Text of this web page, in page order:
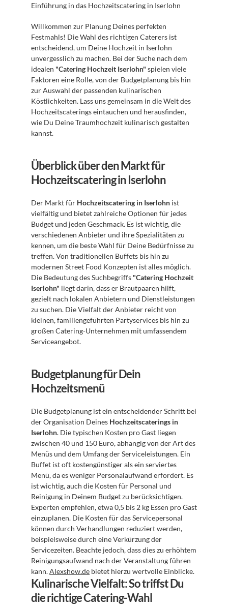
Einführung in das Hochzeitscatering in Iserlohn
Willkommen zur Planung Deines perfekten
Festmahls! Die Wahl des richtigen Caterers ist
entscheidend, um Deine Hochzeit in Iserlohn
unvergesslich zu machen. Bei der Suche nach dem
idealen "Catering Hochzeit Iserlohn" spielen viele
Faktoren eine Rolle, von der Budgetplanung bis hin
zur Auswahl der passenden kulinarischen
Köstlichkeiten. Lass uns gemeinsam in die Welt des
Hochzeitscaterings eintauchen und herausfinden,
wie Du Deine Traumhochzeit kulinarisch gestalten
kannst.
Überblick über den Markt für
Hochzeitscatering in Iserlohn
Der Markt für Hochzeitscatering in Iserlohn ist
vielfältig und bietet zahlreiche Optionen für jedes
Budget und jeden Geschmack. Es ist wichtig, die
verschiedenen Anbieter und ihre Spezialitäten zu
kennen, um die beste Wahl für Deine Bedürfnisse zu
treffen. Von traditionellen Buffets bis hin zu
modernen Street Food Konzepten ist alles möglich.
Die Bedeutung des Suchbegriffs "Catering Hochzeit
Iserlohn" liegt darin, dass er Brautpaaren hilft,
gezielt nach lokalen Anbietern und Dienstleistungen
zu suchen. Die Vielfalt der Anbieter reicht von
kleinen, familiengeführten Partyservices bis hin zu
großen Catering-Unternehmen mit umfassendem
Serviceangebot.
Budgetplanung für Dein
Hochzeitsmenü
Die Budgetplanung ist ein entscheidender Schritt bei
der Organisation Deines Hochzeitscaterings in
Iserlohn. Die typischen Kosten pro Gast liegen
zwischen 40 und 150 Euro, abhängig von der Art des
Menüs und dem Umfang der Serviceleistungen. Ein
Buffet ist oft kostengünstiger als ein serviertes
Menü, da es weniger Personalaufwand erfordert. Es
ist wichtig, auch die Kosten für Personal und
Reinigung in Deinem Budget zu berücksichtigen.
Experten empfehlen, etwa 0,5 bis 2 kg Essen pro Gast
einzuplanen. Die Kosten für das Servicepersonal
können durch Verhandlungen reduziert werden,
beispielsweise durch eine Verkürzung der
Servicezeiten. Beachte jedoch, dass dies zu erhöhtem
Reinigungsaufwand nach der Veranstaltung führen
kann. Alexshow.de bietet hierzu wertvolle Einblicke.
Kulinarische Vielfalt: So triffst Du
die richtige Catering-Wahl